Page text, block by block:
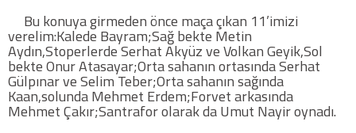
Hakkımızda
Blog
Künye
Bu konuya girmeden önce maça çıkan 11’imizi
verelim:Kalede Bayram;Sağ bekte Metin
Aydın,Stoperlerde Serhat Akyüz ve Volkan Geyik,Sol
bekte Onur Atasayar;Orta sahanın ortasında Serhat
Gülpınar ve Selim Teber;Orta sahanın sağında
Kaan,solunda Mehmet Erdem;Forvet arkasında
Mehmet Çakır;Santrafor olarak da Umut Nayir oynadı.